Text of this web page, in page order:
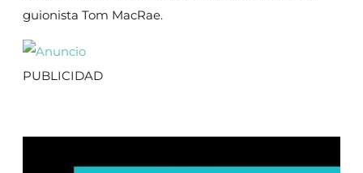
guionista Tom MacRae.
PUBLICIDAD